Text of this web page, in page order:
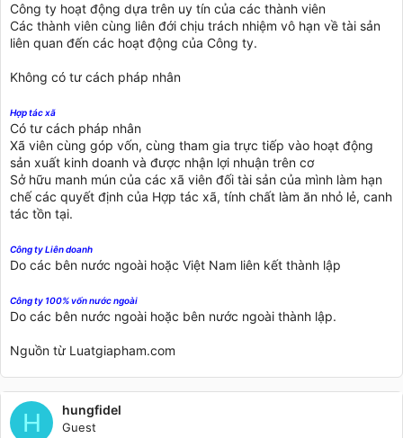
Công ty hoạt động dựa trên uy tín của các thành viên
Các thành viên cùng liên đới chịu trách nhiệm vô hạn về tài sản
liên quan đến các hoạt động của Công ty.
Không có tư cách pháp nhân
Hợp tác xã
Có tư cách pháp nhân
Xã viên cùng góp vốn, cùng tham gia trực tiếp vào hoạt động
sản xuất kinh doanh và được nhận lợi nhuận trên cơ
Sở hữu manh mún của các xã viên đối tài sản của mình làm hạn
chế các quyết định của Hợp tác xã, tính chất làm ăn nhỏ lẻ, canh
tác tồn tại.
Công ty Liên doanh
Do các bên nước ngoài hoặc Việt Nam liên kết thành lập
Công ty 100% vốn nước ngoài
Do các bên nước ngoài hoặc bên nước ngoài thành lập.
Nguồn từ Luatgiapham.com
H hungfidel
Guest